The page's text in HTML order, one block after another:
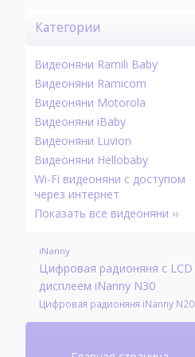
Категории
Видеоняни Ramili Baby
Видеоняни Ramicom
Видеоняни Motorola
Видеоняни iBaby
Видеоняни Luvion
Видеоняни Hellobaby
Wi-Fi видеоняни с доступом
через интернет
Показать все видеоняни ››
iNanny
Цифровая радионяня с LCD
дисплеем iNanny N30
Цифровая радионяня iNanny N20